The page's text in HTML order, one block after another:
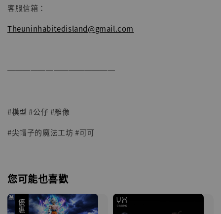
客服信箱：
Theuninhabitedisland@gmail.com
──────────────
#模型 #公仔 #雕像
#尖帽子的魔法工坊 #可可
您可能也喜歡
優惠